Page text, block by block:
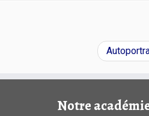
Notre